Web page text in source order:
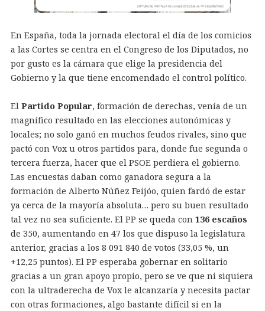
En España, toda la jornada electoral el día de los comicios
a las Cortes se centra en el Congreso de los Diputados, no
por gusto es la cámara que elige la presidencia del
Gobierno y la que tiene encomendado el control político.
El Partido Popular, formación de derechas, venía de un
magnífico resultado en las elecciones autonómicas y
locales; no solo ganó en muchos feudos rivales, sino que
pactó con Vox u otros partidos para, donde fue segunda o
tercera fuerza, hacer que el PSOE perdiera el gobierno.
Las encuestas daban como ganadora segura a la
formación de Alberto Núñez Feijóo, quien fardó de estar
ya cerca de la mayoría absoluta… pero su buen resultado
tal vez no sea suficiente. El PP se queda con 136 escaños
de 350, aumentando en 47 los que dispuso la legislatura
anterior, gracias a los 8 091 840 de votos (33,05 %, un
+12,25 puntos). El PP esperaba gobernar en solitario
gracias a un gran apoyo propio, pero se ve que ni siquiera
con la ultraderecha de Vox le alcanzaría y necesita pactar
con otras formaciones, algo bastante difícil si en la